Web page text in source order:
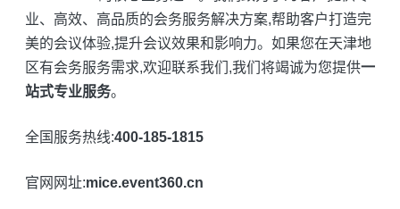
业、高效、高品质的会务服务解决方案,帮助客户打造完
美的会议体验,提升会议效果和影响力。如果您在天津地
区有会务服务需求,欢迎联系我们,我们将竭诚为您提供一
站式专业服务。
全国服务热线:400-185-1815
官网网址:mice.event360.cn